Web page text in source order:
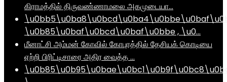
கிராமத்தில் திருவண்ணாமலை அகமுடையா…
\u0b85\u0baf\u0bcd\u0baf\u0bbe , \u0…
மீனாட்சி அம்மன் கோவில் கோபுரத்தில் தேசியக் கொடியை
ஏற்றி பிரிட்டிசாரை அதிர வைத்த …